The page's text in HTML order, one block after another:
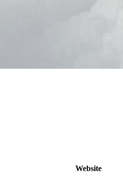
Website